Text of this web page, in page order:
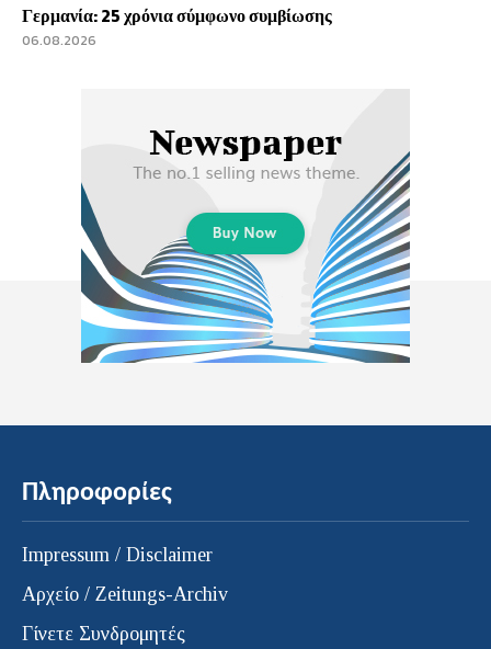
Γερμανία: 25 χρόνια σύμφωνο συμβίωσης
06.08.2026
Πληροφορίες
Impressum / Disclaimer
Αρχείο / Zeitungs-Archiv
Γίνετε Συνδρομητές